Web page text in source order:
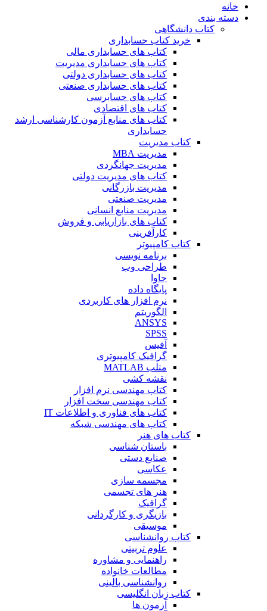
خانه
دسته بندی
کتاب دانشگاهی
خرید کتاب حسابداری
کتاب های حسابداری مالی
کتاب های حسابداری مدیریت
کتاب های حسابداری دولتی
کتاب های حسابداری صنعتی
کتاب های حسابرسی
کتاب های اقتصادی
کتاب های منابع آزمون کارشناسی ارشد
حسابداری
کتاب مدیریت
مدیریت MBA
مدیریت جهانگردی
کتاب های مدیریت دولتی
مدیریت بازرگانی
مدیریت صنعتی
مدیریت منابع انسانی
کتاب های بازاریابی و فروش
کارآفرینی
کتاب کامپیوتر
برنامه نویسی
طراحی وب
جاوا
پایگاه داده
نرم افزار های کاربردی
الگوریتم
ANSYS
SPSS
آفیس
گرافیک کامپیوتری
متلب MATLAB
نقشه کشی
کتاب مهندسی نرم افزار
کتاب مهندسی سخت افزار
کتاب های فناوری و اطلاعات IT
کتاب های مهندسی شبکه
کتاب های هنر
باستان شناسی
صنایع دستی
عکاسی
مجسمه سازی
هنر های تجسمی
گرافیک
بازیگری و کارگردانی
موسیقی
کتاب روانشناسی
علوم تربیتی
راهنمایی و مشاوره
مطالعات خانواده
روانشناسی بالینی
کتاب زبان انگلیسی
آزمون ها